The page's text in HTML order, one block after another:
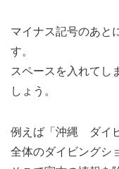
マイナス記号のあと
す。
スペースを入れてし
しょう。
例えば「沖縄 ダイ
全体のダイビングシ